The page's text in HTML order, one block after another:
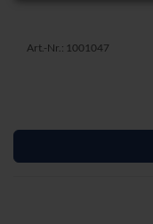
Art.-Nr.: 1001047